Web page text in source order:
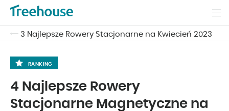
3 Najlepsze Rowery Stacjonarne na Kwiecień 2023
RANKING
4 Najlepsze Rowery
Stacjonarne Magnetyczne na